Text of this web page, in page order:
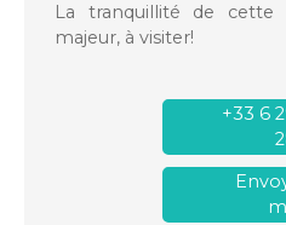
La tranquillité de
majeur, à visiter!
+33 6